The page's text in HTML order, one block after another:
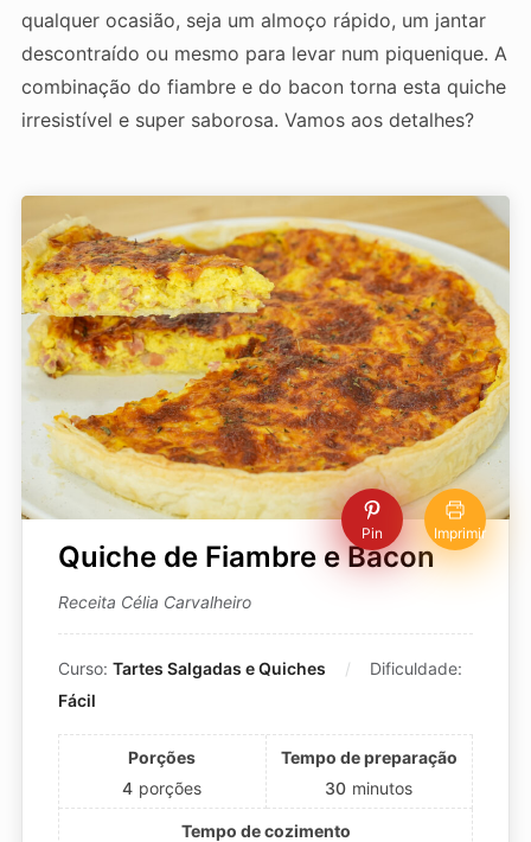
qualquer ocasião, seja um almoço rápido, um jantar
descontraído ou mesmo para levar num piquenique. A
combinação do fiambre e do bacon torna esta quiche
irresistível e super saborosa. Vamos aos detalhes?
Pin Imprimir
Quiche de Fiambre e Bacon
Receita Célia Carvalheiro
Curso: Tartes Salgadas e Quiches
Dificuldade:
Fácil
Porções
4 porções
Tempo de preparação
30 minutos
Tempo de cozimento